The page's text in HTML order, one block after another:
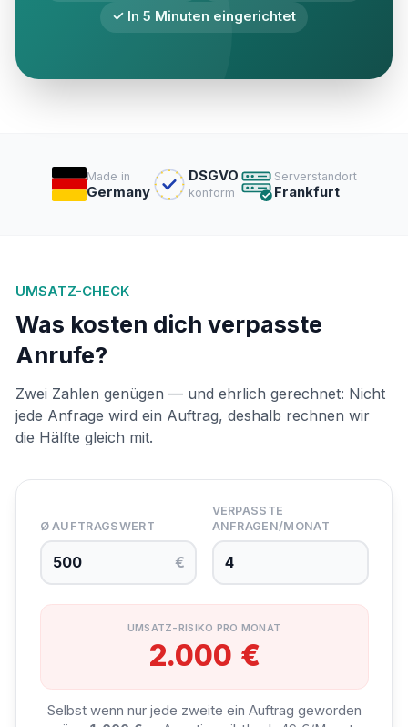
✓ In 5 Minuten eingerichtet
Made in
Germany
DSGVO
konform
Serverstandort
Frankfurt
UMSATZ-CHECK
Was kosten dich verpasste
Anrufe?
Zwei Zahlen genügen — und ehrlich gerechnet: Nicht
jede Anfrage wird ein Auftrag, deshalb rechnen wir
die Hälfte gleich mit.
Ø AUFTRAGSWERT
€
VERPASSTE
ANFRAGEN/MONAT
UMSATZ-RISIKO PRO MONAT
2.000 €
Selbst wenn nur jede zweite ein Auftrag geworden